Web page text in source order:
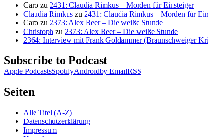
Caro zu 2431: Claudia Rimkus – Morden für Einsteiger
Claudia Rimkus zu 2431: Claudia Rimkus – Morden für
Caro zu 2373: Alex Beer – Die weiße Stunde
Christoph zu 2373: Alex Beer – Die weiße Stunde
2364: Interview mit Frank Goldammer (Braunschweiger
Subscribe to Podcast
Apple PodcastsSpotifyAndroidby EmailRSS
Seiten
Alle Titel (A-Z)
Datenschutzerklärung
Impressum